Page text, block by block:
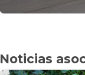
Noticias